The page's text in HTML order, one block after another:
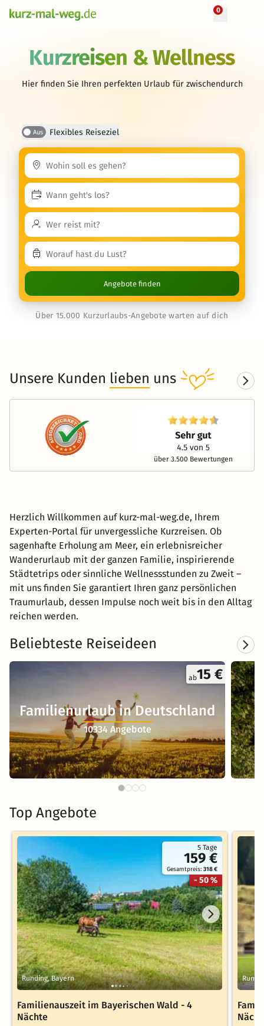
0
Kurzreisen & Wellness
Hier finden Sie Ihren perfekten Urlaub für zwischendurch
Aus Flexibles Reiseziel
Angebote finden
Über 15.000 Kurzurlaubs-Angebote warten auf dich
Unsere Kunden lieben uns
über 3.500 Bewertungen
Herzlich Willkommen auf kurz-mal-weg.de, Ihrem
Experten-Portal für unvergessliche Kurzreisen. Ob
sagenhafte Erholung am Meer, ein erlebnisreicher
Wanderurlaub mit der ganzen Familie, inspirierende
Städtetrips oder sinnliche Wellnessstunden zu Zweit –
mit uns finden Sie garantiert Ihren ganz persönlichen
Traumurlaub, dessen Impulse noch weit bis in den Alltag
reichen werden.
Beliebteste Reiseideen
ab15 €
Familienurlaub in Deutschland
10334 Angebote
Top Angebote
5 Tage
159 €
Gesamtpreis:318 €
- 50 %
Runding, Bayern
Familienauszeit im Bayerischen Wald - 4
Nächte